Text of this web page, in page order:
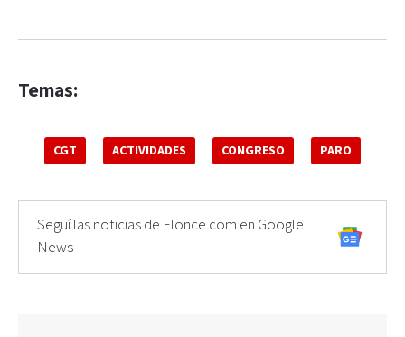
Temas:
CGT ACTIVIDADES CONGRESO PARO
Seguí las noticias de Elonce.com en Google
News